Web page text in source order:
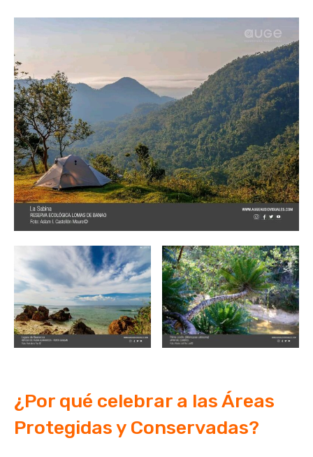
¿Por qué celebrar a las Áreas
Protegidas y Conservadas?